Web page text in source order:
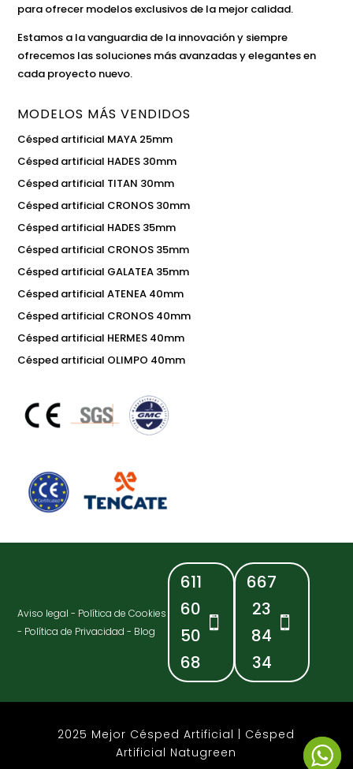
para ofrecer modelos exclusivos de la mejor calidad.
Estamos a la vanguardia de la innovación y siempre
ofrecemos las soluciones más avanzadas y elegantes en
cada proyecto nuevo.
MODELOS MÁS VENDIDOS
Césped artificial MAYA 25mm
Césped artificial HADES 30mm
Césped artificial TITAN 30mm
Césped artificial CRONOS 30mm
Césped artificial HADES 35mm
Césped artificial CRONOS 35mm
Césped artificial GALATEA 35mm
Césped artificial ATENEA 40mm
Césped artificial CRONOS 40mm
Césped artificial HERMES 40mm
Césped artificial OLIMPO 40mm
Aviso legal - Política de Cookies
- Política de Privacidad - Blog
611
60
50
68
667
23
84
34
2025 Mejor Césped Artificial | Césped
Artificial Natugreen